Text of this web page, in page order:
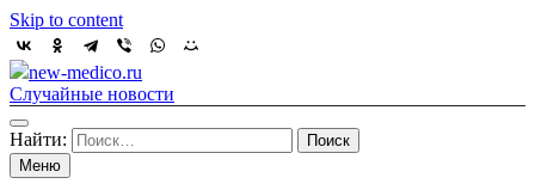
Skip to content
new-medico.ru
Случайные новости
Найти:
Меню